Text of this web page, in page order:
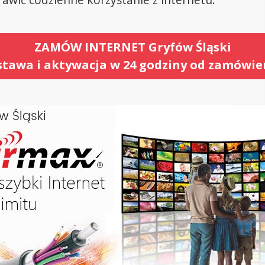
ZAMÓW INTERNET Gryfów Śląski
i aktywacja w 24 godziny od